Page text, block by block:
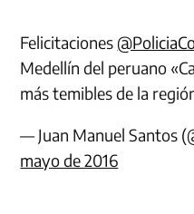
Felicitaciones
Medellín del peruano
más temibles de la
— Juan Manuel Santos
mayo de 2016